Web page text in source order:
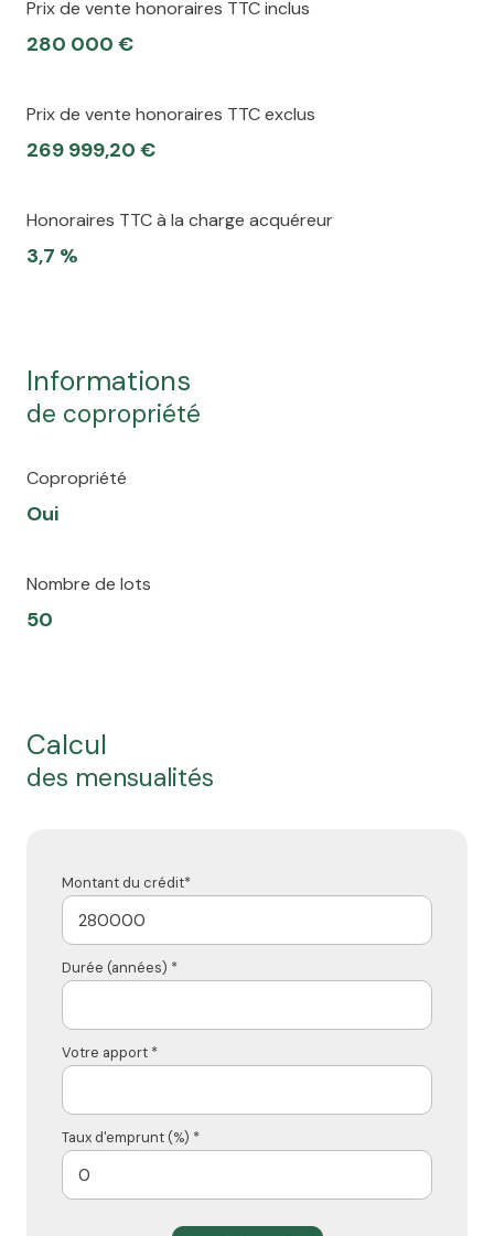
Prix de vente honoraires TTC inclus
280 000 €
Prix de vente honoraires TTC exclus
269 999,20 €
Honoraires TTC à la charge acquéreur
3,7 %
informations
de copropriété
Copropriété
Oui
Nombre de lots
50
calcul
des mensualités
Montant du crédit*
Durée (années) *
Votre apport *
Taux d'emprunt (%) *